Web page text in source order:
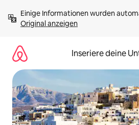
Inhalten
springenOriginal anzeigen
Inseriere deine